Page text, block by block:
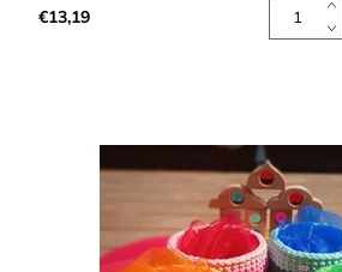
€13,19